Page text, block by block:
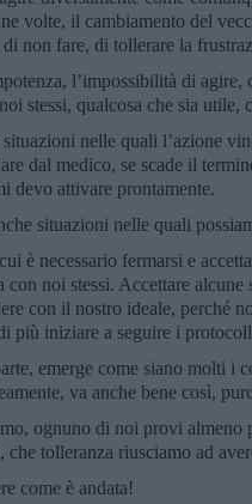
volte, il cambiamento del
non fare, di tollerare la
l’impossibilità di
stessi, qualcosa che sia
nelle quali l’azione
dal medico, se scade il
devo attivare prontamente.
situazioni nelle quali
è necessario fermarsi e
con noi stessi. Accettare
con il nostro ideale, perché
più iniziare a seguire i
emerge come siano molti i
va anche bene così,
ognuno di noi provi almeno
che tolleranza riusciamo ad
come è andata!